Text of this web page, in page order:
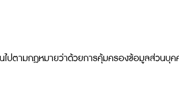
ไปตามกฎหมายว่าด้วยการคุ้มครองข้อมูลส่วนบุ